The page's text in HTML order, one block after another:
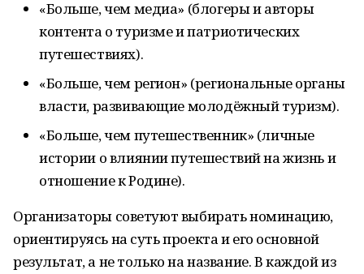
«Больше, чем медиа» (блогеры и авторы
контента о туризме и патриотических
путешествиях).
«Больше, чем регион» (региональные органы
власти, развивающие молодёжный туризм).
«Больше, чем путешественник» (личные
истории о влиянии путешествий на жизнь и
отношение к Родине).
Организаторы советуют выбирать номинацию,
ориентируясь на суть проекта и его основной
результат, а не только на название. В каждой из